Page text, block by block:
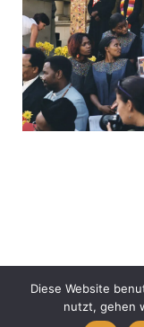
Diese Website
nutzt, gehen